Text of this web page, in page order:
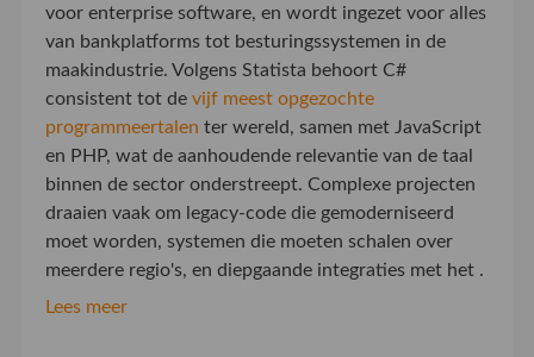
voor enterprise software, en wordt ingezet voor alles
van bankplatforms tot besturingssystemen in de
maakindustrie. Volgens Statista behoort C#
consistent tot de vijf meest opgezochte
programmeertalen ter wereld, samen met JavaScript
en PHP, wat de aanhoudende relevantie van de taal
binnen de sector onderstreept. Complexe projecten
draaien vaak om legacy-code die gemoderniseerd
moet worden, systemen die moeten schalen over
meerdere regio's, en diepgaande integraties met het .
Lees meer